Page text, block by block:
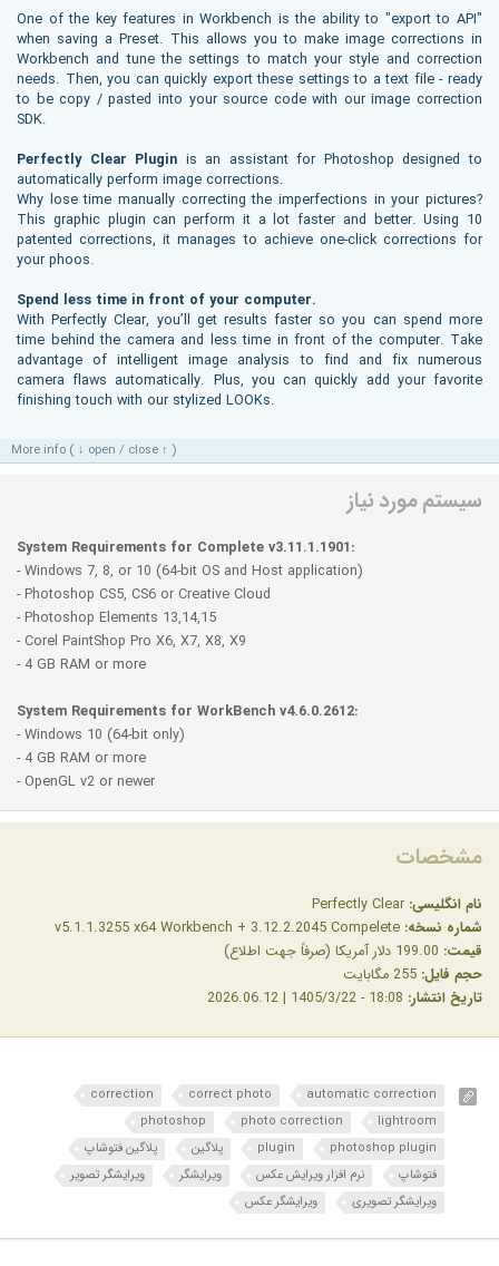
One of the key features in Workbench is the ability to "export to API"
when saving a Preset. This allows you to make image corrections in
Workbench and tune the settings to match your style and correction
needs. Then, you can quickly export these settings to a text file - ready
to be copy / pasted into your source code with our image correction
SDK.
Perfectly Clear Plugin is an assistant for Photoshop designed to
automatically perform image corrections.
Why lose time manually correcting the imperfections in your pictures?
This graphic plugin can perform it a lot faster and better. Using 10
patented corrections, it manages to achieve one-click corrections for
your phoos.
Spend less time in front of your computer.
With Perfectly Clear, you’ll get results faster so you can spend more
time behind the camera and less time in front of the computer. Take
advantage of intelligent image analysis to find and fix numerous
camera flaws automatically. Plus, you can quickly add your favorite
finishing touch with our stylized LOOKs.
More info ( ↓ open / close ↑ )
سیستم مورد نیاز
System Requirements for Complete v3.11.1.1901:
- Windows 7, 8, or 10 (64-bit OS and Host application)
- Photoshop CS5, CS6 or Creative Cloud
- Photoshop Elements 13,14,15
- Corel PaintShop Pro X6, X7, X8, X9
- 4 GB RAM or more
System Requirements for WorkBench v4.6.0.2612:
- Windows 10 (64-bit only)
- 4 GB RAM or more
- OpenGL v2 or newer
مشخصات
نام انگلیسی:
شماره نسخه:
قیمت:
حجم فایل:
تاریخ انتشار:
automatic correction
correct photo
correction
lightroom
photo correction
photoshop
photoshop plugin
plugin پلاگین
پلاگین فتوشاپ
فتوشاپ
نرم افزار ویرایش عکس ویرایشگر
ویرایشگر تصویر
ویرایشگر تصویری
ویرایشگر عکس